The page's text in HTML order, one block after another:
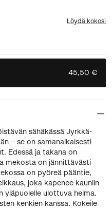
Löydä kokosi
45,50 €
sähäkässä Jyrkkä-
– se on samanaikaisesti
Edessä ja takana on
mekosta on jännittävästi
on pyöreä pääntie,
joka kapenee kauniin
yläpuolelle ulottuva helma.
kenkien kanssa. Kokeile